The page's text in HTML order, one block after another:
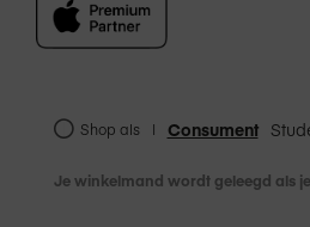
Shop als | Consument
Je winkelmand wordt geleegd als